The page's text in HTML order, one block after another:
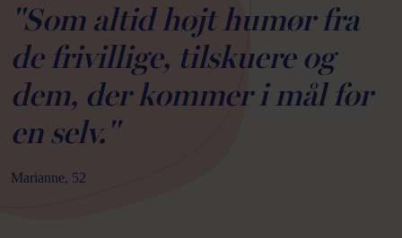
"Som altid højt humør fra
de frivillige, tilskuere og
dem, der kommer i mål før
en selv."
Marianne, 52